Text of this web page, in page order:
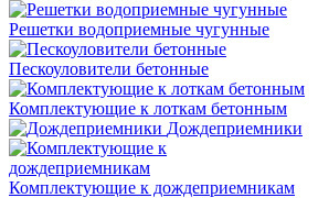
Решетки водоприемные чугунные
Пескоуловители бетонные
Комплектующие к лоткам бетонным
Дождеприемники
Комплектующие к дождеприемникам